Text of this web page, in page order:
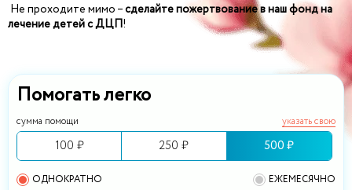
Помогать легко
сумма помощи указать свою
100 ₽ 250 ₽ 500 ₽
ОДНОКРАТНО ЕЖЕМЕСЯЧНО
Не проходите мимо –сделайте пожертвование в наш фонд на
лечение детей с ДЦП!